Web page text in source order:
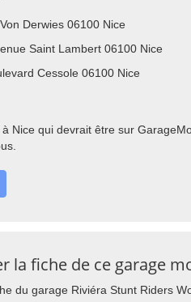
Derwies 06100 Nice
Saint Lambert 06100 Nice
Cessole 06100 Nice
Nice qui devrait être sur
la fiche de ce garage
du garage Riviéra Stunt Riders